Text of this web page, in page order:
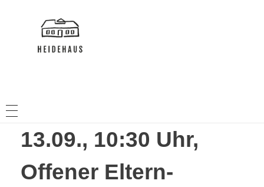
13.09., 10:30 Uhr,
Offener Eltern-